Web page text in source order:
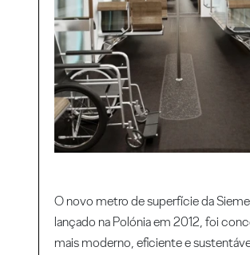
O novo metro de superfície da
lançado na Polónia em 2012, foi
mais moderno, eficiente e